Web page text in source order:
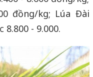
đồng/kg; Lúa Đài
- 9.000.